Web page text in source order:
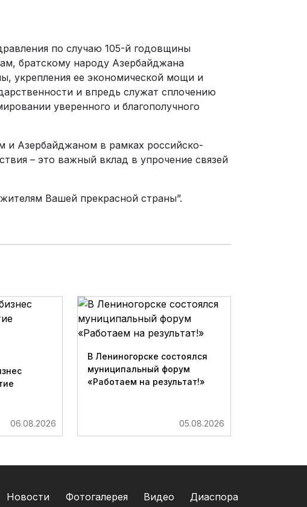
по случаю 105-й годовщины
братскому народу Азербайджана
укрепления ее экономической мощи и
и впредь служат сплочению
уверенного и благополучного
и Азербайджаном в рамках российско-
– это важный вклад в упрочение связей
Вашей прекрасной страны”.
06.08.2026
В Лениногорске состоялся
муниципальный форум
«Работаем на результат!»
05.08.2026
Новости Фотогалерея Видео Диаспора